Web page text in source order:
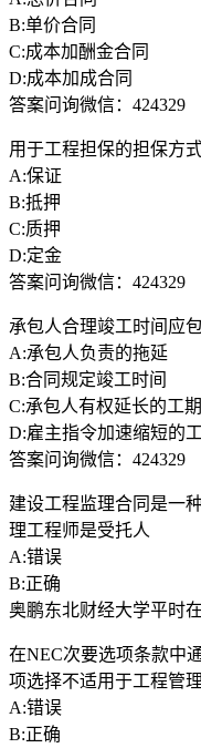
B:单价合同
C:成本加酬金合同
D:成本加成合同
答案问询微信：424329
用于工程担保的担保方式
A:保证
B:抵押
C:质押
D:定金
答案问询微信：424329
承包人合理竣工时间应包
A:承包人负责的拖延
B:合同规定竣工时间
C:承包人有权延长的工期
D:雇主指令加速缩短的
答案问询微信：424329
建设工程监理合同是一
理工程师是受托人
A:错误
B:正确
奥鹏东北财经大学平时
在NEC次要选项条款中
项选择不适用于工程管理
A:错误
B:正确